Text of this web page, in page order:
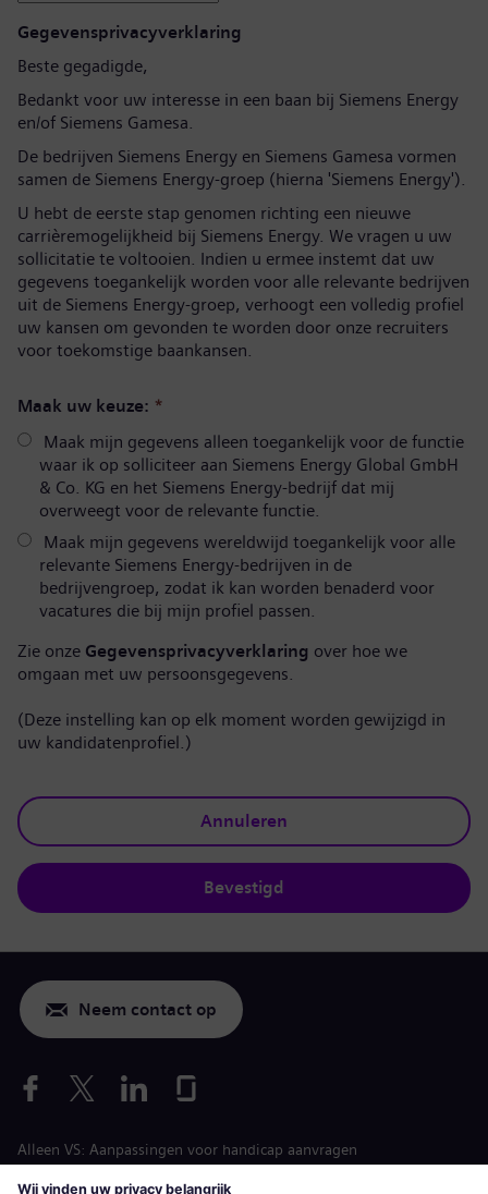
Gegevensprivacyverklaring
Beste gegadigde,
Bedankt voor uw interesse in een baan bij Siemens Energy
en/of Siemens Gamesa.
De bedrijven Siemens Energy en Siemens Gamesa vormen
samen de Siemens Energy-groep (hierna 'Siemens Energy').
U hebt de eerste stap genomen richting een nieuwe
carrièremogelijkheid bij Siemens Energy. We vragen u uw
sollicitatie te voltooien. Indien u ermee instemt dat uw
gegevens toegankelijk worden voor alle relevante bedrijven
uit de Siemens Energy-groep, verhoogt een volledig profiel
uw kansen om gevonden te worden door onze recruiters
voor toekomstige baankansen.
Maak uw keuze: *
Maak mijn gegevens alleen toegankelijk voor de functie
waar ik op solliciteer aan Siemens Energy Global GmbH
& Co. KG en het Siemens Energy-bedrijf dat mij
overweegt voor de relevante functie.
Maak mijn gegevens wereldwijd toegankelijk voor alle
relevante Siemens Energy-bedrijven in de
bedrijvengroep, zodat ik kan worden benaderd voor
vacatures die bij mijn profiel passen.
Zie onze Gegevensprivacyverklaring over hoe we
omgaan met uw persoonsgegevens.
(Deze instelling kan op elk moment worden gewijzigd in
uw kandidatenprofiel.)
Annuleren
Bevestigd
Neem contact op
Alleen VS: Aanpassingen voor handicap aanvragen